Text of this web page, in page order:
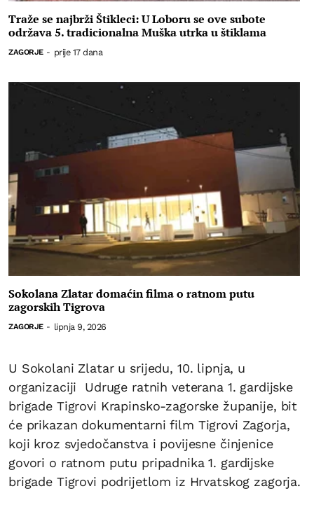
Traže se najbrži Štikleci: U Loboru se ove subote
održava 5. tradicionalna Muška utrka u štiklama
ZAGORJE - prije 17 dana
Sokolana Zlatar domaćin filma o ratnom putu
zagorskih Tigrova
ZAGORJE - lipnja 9, 2026
U Sokolani Zlatar u srijedu, 10. lipnja, u
organizaciji Udruge ratnih veterana 1. gardijske
brigade Tigrovi Krapinsko-zagorske županije, bit
će prikazan dokumentarni film Tigrovi Zagorja,
koji kroz svjedočanstva i povijesne činjenice
govori o ratnom putu pripadnika 1. gardijske
brigade Tigrovi podrijetlom iz Hrvatskog zagorja.